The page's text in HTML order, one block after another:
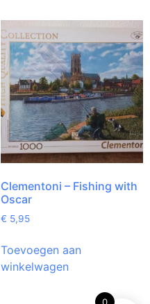
Clementoni – Fishing with
Oscar
€ 5,95
Toevoegen aan
winkelwagen